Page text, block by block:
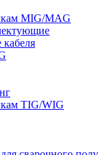
MIG/MAG
TIG/WIG